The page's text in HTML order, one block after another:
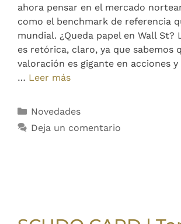
ahora pensar en el mercado
como el benchmark de referencia
mundial. ¿Queda papel en Wall St?
es retórica, claro, ya que sabemos
valoración es gigante en acciones
… Leer más
Novedades
Deja un comentario